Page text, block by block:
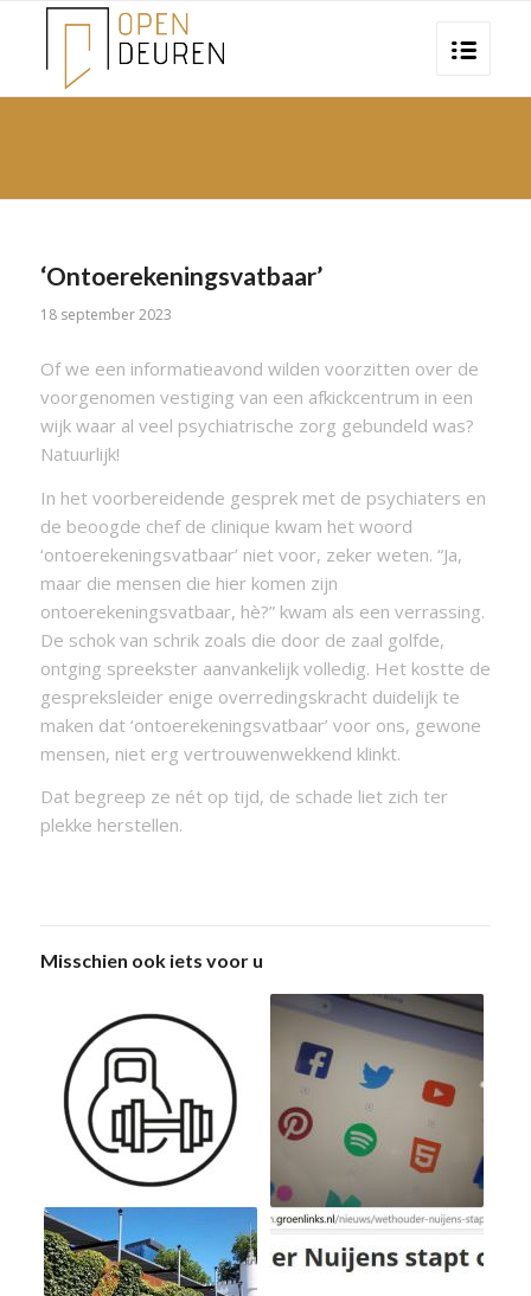
‘Ontoerekeningsvatbaar’
18 september 2023
Of we een informatieavond wilden voorzitten over de
voorgenomen vestiging van een afkickcentrum in een
wijk waar al veel psychiatrische zorg gebundeld was?
Natuurlijk!
In het voorbereidende gesprek met de psychiaters en
de beoogde chef de clinique kwam het woord
‘ontoerekeningsvatbaar’ niet voor, zeker weten. “Ja,
maar die mensen die hier komen zijn
ontoerekeningsvatbaar, hè?” kwam als een verrassing.
De schok van schrik zoals die door de zaal golfde,
ontging spreekster aanvankelijk volledig. Het kostte de
gespreksleider enige overredingskracht duidelijk te
maken dat ‘ontoerekeningsvatbaar’ voor ons, gewone
mensen, niet erg vertrouwenwekkend klinkt.
Dat begreep ze nét op tijd, de schade liet zich ter
plekke herstellen.
Misschien ook iets voor u